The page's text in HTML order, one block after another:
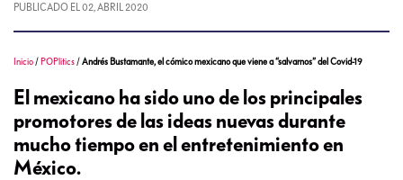
PUBLICADO EL 02, ABRIL 2020
Inicio / POPlitics /Andrés Bustamante, el cómico mexicano que viene a “salvarnos” del Covid-19
El mexicano ha sido uno de los principales
promotores de las ideas nuevas durante
mucho tiempo en el entretenimiento en
México.